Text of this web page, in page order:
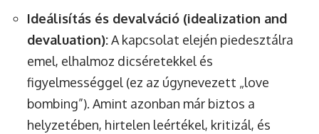
Ideálisítás és devalváció (idealization and
devaluation):A kapcsolat elején piedesztálra
emel, elhalmoz dicséretekkel és
figyelmességgel (ez az úgynevezett „love
bombing”). Amint azonban már biztos a
helyzetében, hirtelen leértékel, kritizál, és